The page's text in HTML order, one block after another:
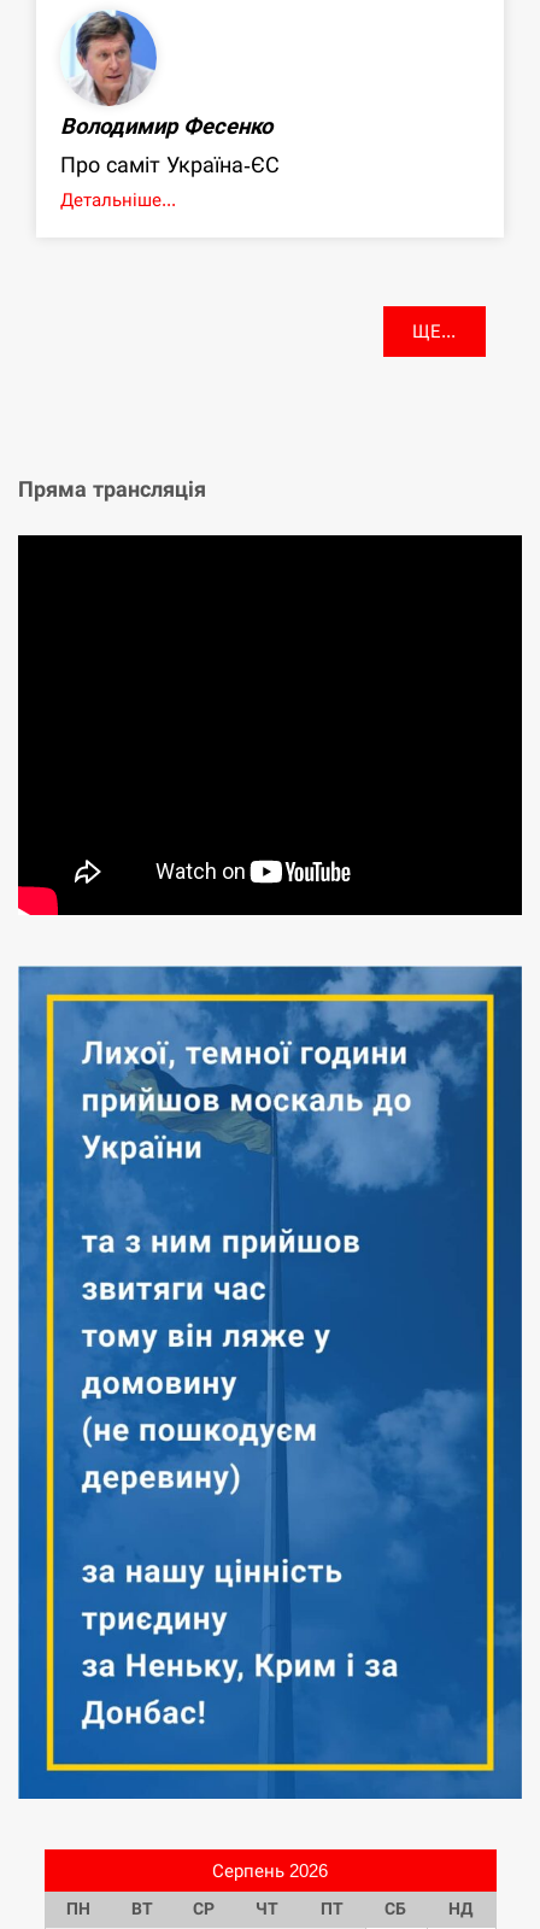
Володимир Фесенко
Про саміт Україна-ЄС
Детальніше...
ЩЕ...
Пряма трансляція
Серпень 2026
ПН ВТ СР ЧТ ПТ СБ НД